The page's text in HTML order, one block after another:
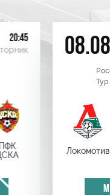
20:45 08.08
Тур
Локомотив